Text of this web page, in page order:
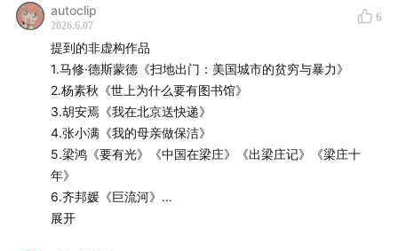
馆，她将挂职经历写成非虚构书籍《世上为什么要有图书
馆》，先后获得刀锋图书奖、单向街书店文学奖、2024年
豆瓣年度图书等奖项
袁长庚，人类学学者，研究方向包括医学人类学、伦理与
文化、人类学理论以及八十年代以来当代中国社会文化变
迁。看理想《倒霉人生生活指南：在不景气时代重构常
识》《工作与人生：无限人生书单第6季》《像人类学家
一样理解世界》等节目主讲人
autoclip
2026.6.07
6
提到的非虚构作品
1.马修·德斯蒙德《扫地出门：美国城市的贫穷与暴力》
2.杨素秋《世上为什么要有图书馆》
3.胡安焉《我在北京送快递》
4.张小满《我的母亲做保洁》
5.梁鸿《要有光》《中国在梁庄》《出梁庄记》《梁庄十
年》
6.齐邦媛《巨流河》
7.奈吉尔·巴利《天真的人类学家》
展开